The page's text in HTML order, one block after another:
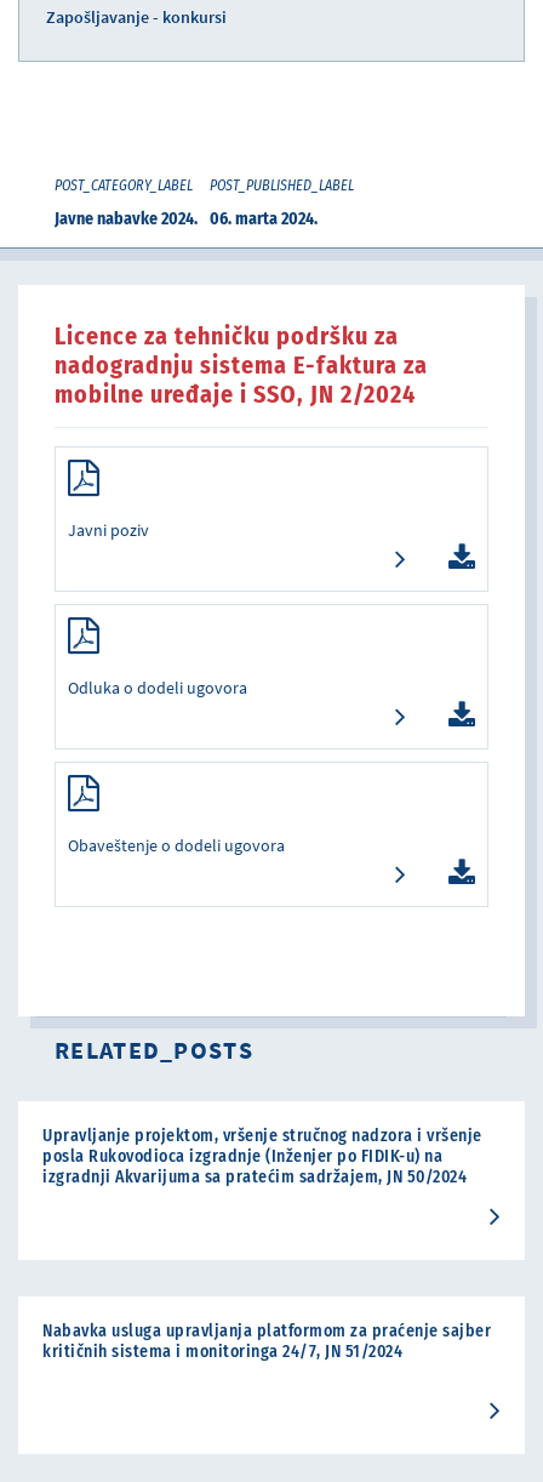
Zapošljavanje - konkursi
POST_CATEGORY_LABEL
Javne nabavke 2024.
POST_PUBLISHED_LABEL
06. marta 2024.
Licence za tehničku podršku za
nadogradnju sistema E-faktura za
mobilne uređaje i SSO, JN 2/2024
Javni poziv
Odluka o dodeli ugovora
Obaveštenje o dodeli ugovora
RELATED_POSTS
Upravljanje projektom, vršenje stručnog nadzora i vršenje
posla Rukovodioca izgradnje (Inženjer po FIDIK-u) na
izgradnji Akvarijuma sa pratećim sadržajem, JN 50/2024
Nabavka usluga upravljanja platformom za praćenje sajber
kritičnih sistema i monitoringa 24/7, JN 51/2024